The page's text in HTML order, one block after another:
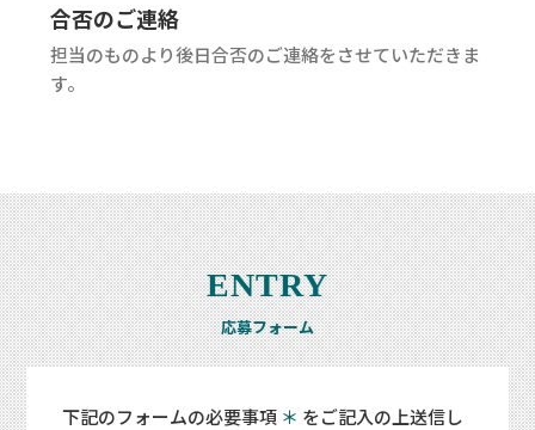
合否のご連絡
担当のものより後日合否のご連絡をさせていただきま
す。
ENTRY
応募フォーム
下記のフォームの必要事項 ＊ をご記入の上送信し